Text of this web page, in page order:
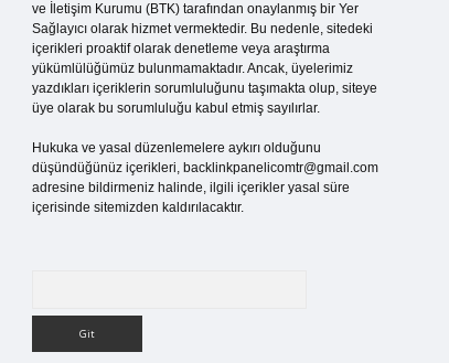
ve İletişim Kurumu (BTK) tarafından onaylanmış bir Yer
Sağlayıcı olarak hizmet vermektedir. Bu nedenle, sitedeki
içerikleri proaktif olarak denetleme veya araştırma
yükümlülüğümüz bulunmamaktadır. Ancak, üyelerimiz
yazdıkları içeriklerin sorumluluğunu taşımakta olup, siteye
üye olarak bu sorumluluğu kabul etmiş sayılırlar.
Hukuka ve yasal düzenlemelere aykırı olduğunu
düşündüğünüz içerikleri, backlinkpanelicomtr@gmail.com
adresine bildirmeniz halinde, ilgili içerikler yasal süre
içerisinde sitemizden kaldırılacaktır.